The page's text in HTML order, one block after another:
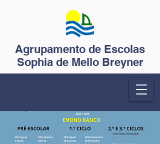
Agrupamento de Escolas
Sophia de Mello Breyner